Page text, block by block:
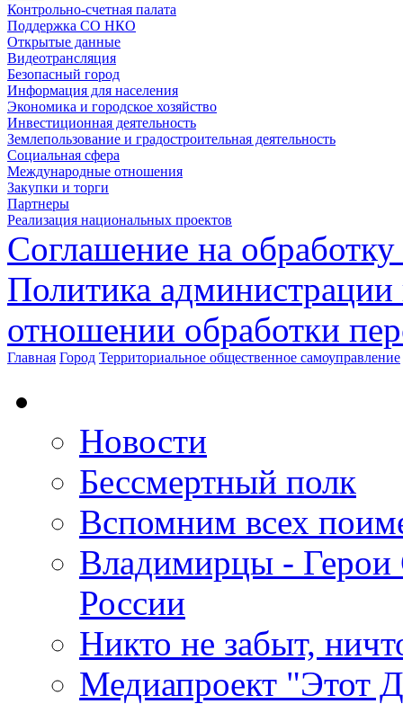
Контрольно-счетная палата
Поддержка СО НКО
Открытые данные
Видеотрансляция
Безопасный город
Информация для населения
Экономика и городское хозяйство
Инвестиционная деятельность
Землепользование и градостроительная деятельность
Социальная сфера
Международные отношения
Закупки и торги
Партнеры
Реализация национальных проектов
Соглашение на
Политика
отношении обработки
Главная Город Территориальное общественное самоуправление
Новости
Бессмертный полк
Вспомним всех
Владимирцы - Герои
России
Никто не забыт,
Медиапроект "Этот